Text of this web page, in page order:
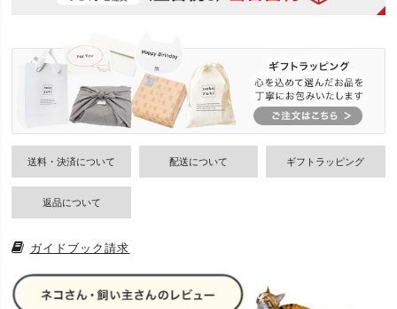
送料・決済について 配送について ギフトラッピング
返品について
ガイドブック請求